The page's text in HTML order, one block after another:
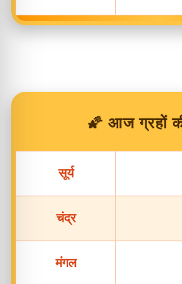
🌠 आज ग्रहों
सूर्य
चंद्र
मंगल